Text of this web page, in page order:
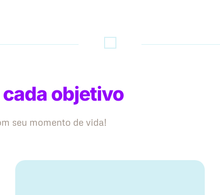
objetivo
seu momento de vida!